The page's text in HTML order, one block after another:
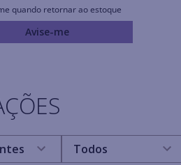
quando retornar ao estoque
Avise-me
Todos